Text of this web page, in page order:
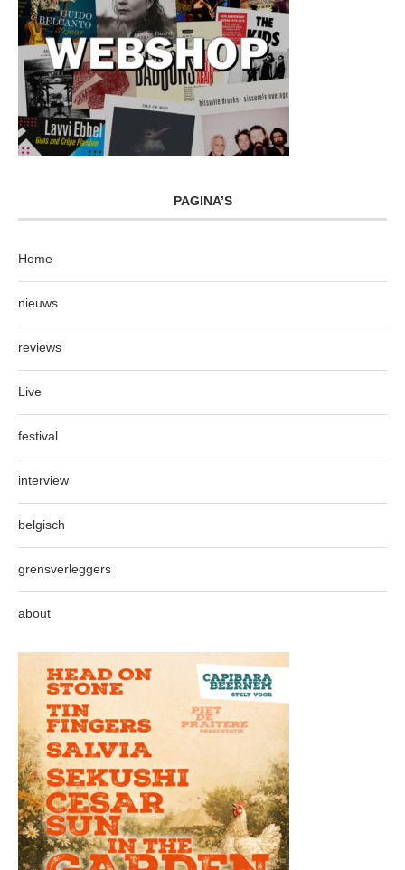
PAGINA’S
Home
nieuws
reviews
Live
festival
interview
belgisch
grensverleggers
about